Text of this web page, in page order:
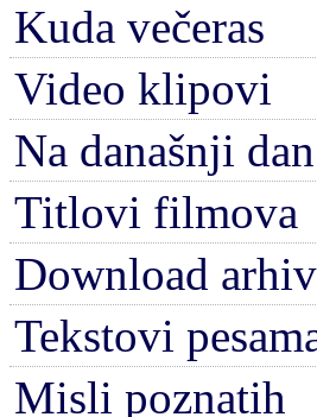
Kuda večeras
Video klipovi
Na današnji dan
Titlovi filmova
Download
Tekstovi
Misli poznatih